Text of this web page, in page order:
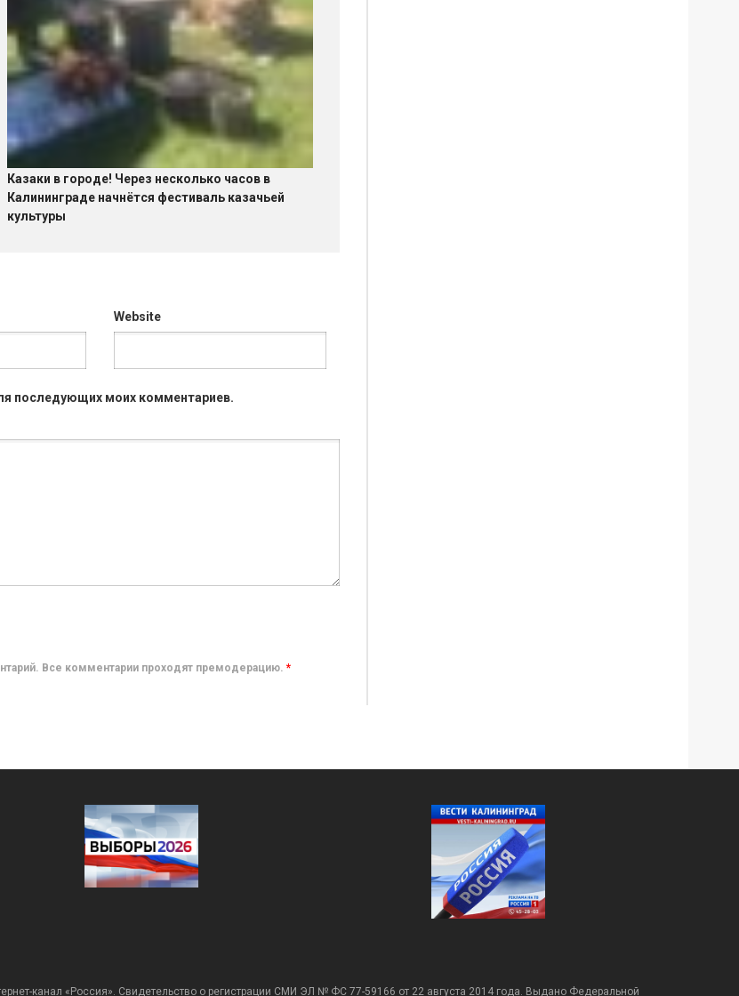
Казаки в городе! Через несколько часов в
Калининграде начнётся фестиваль казачьей
культуры
Website
последующих моих комментариев.
Все комментарии проходят премодерацию. *
канал «Россия». Свидетельство о регистрации СМИ ЭЛ № ФС 77-59166 от 22 августа 2014 года. Выдано Федеральной